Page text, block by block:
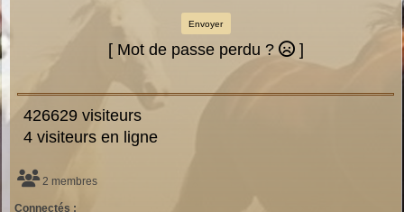
Envoyer
[ Mot de passe perdu ? ]
426629 visiteurs
4 visiteurs en ligne
2 membres
Connectés :